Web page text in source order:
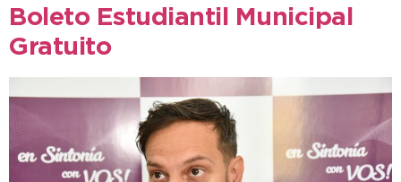
Boleto Estudiantil Municipal
Gratuito